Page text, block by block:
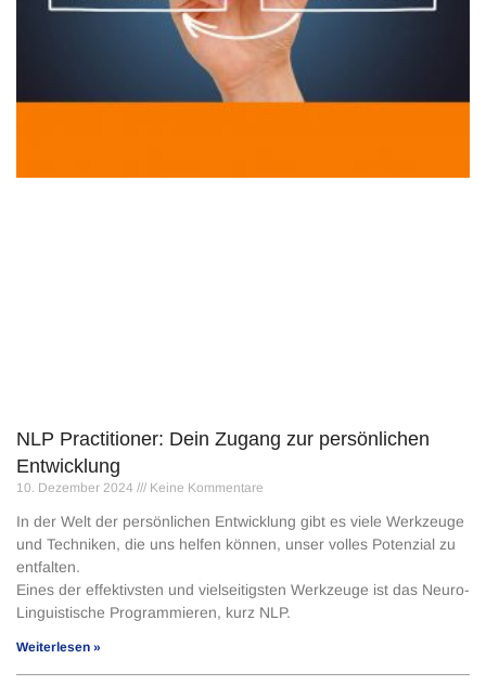
NLP Practitioner: Dein Zugang zur persönlichen
Entwicklung
10. Dezember 2024 Keine Kommentare
In der Welt der persönlichen Entwicklung gibt es viele Werkzeuge
und Techniken, die uns helfen können, unser volles Potenzial zu
entfalten.
Eines der effektivsten und vielseitigsten Werkzeuge ist das Neuro-
Linguistische Programmieren, kurz NLP.
Weiterlesen »